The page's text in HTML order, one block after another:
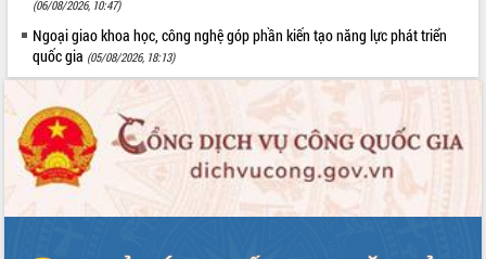
Minh
Lễ truy điệu và an táng hài cốt liệt sĩ
tại Nghĩa trang Liệt sĩ xã Sơn Hòa
Bàn giải pháp tháo gỡ khó khăn trong
xuất khẩu sầu riêng và triển khai quy
định EUDR
Thứ trưởng Bộ Nông nghiệp và Môi
trường Nguyễn Hoàng Hiệp khảo sát
vùng trồng và doanh nghiệp đóng gói
sầu riêng tại Đắk Lắk
THỐNG KÊ TRUY CẬP
Hôm nay: 9860
Tất cả: 66055183
(06/08/2026, 10:47)
Ngoại giao khoa học, công nghệ góp phần kiến tạo năng lực phát triển
quốc gia (05/08/2026, 18:13)